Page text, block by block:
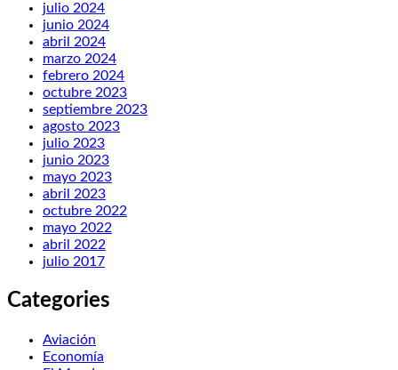
julio 2024
junio 2024
abril 2024
marzo 2024
febrero 2024
octubre 2023
septiembre 2023
agosto 2023
julio 2023
junio 2023
mayo 2023
abril 2023
octubre 2022
mayo 2022
abril 2022
julio 2017
Categories
Aviación
Economía